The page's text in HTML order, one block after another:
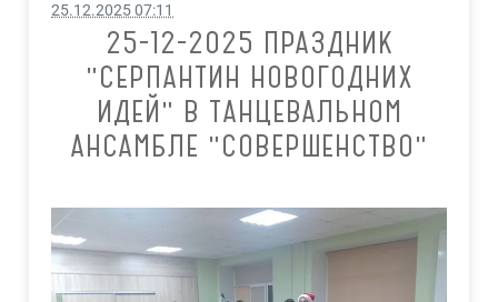
25.12.2025 07:11
25-12-2025 ПРАЗДНИК
"СЕРПАНТИН НОВОГОДНИХ
ИДЕЙ" В ТАНЦЕВАЛЬНОМ
АНСАМБЛЕ "СОВЕРШЕНСТВО"